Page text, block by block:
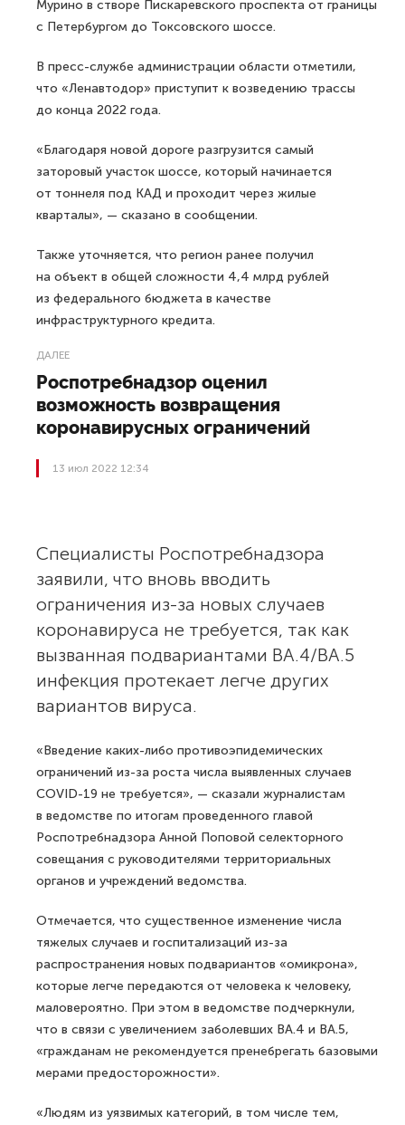
Мурино в створе Пискаревского проспекта от границы
с Петербургом до Токсовского шоссе.
В пресс-службе администрации области отметили,
что «Ленавтодор» приступит к возведению трассы
до конца 2022 года.
«Благодаря новой дороге разгрузится самый
заторовый участок шоссе, который начинается
от тоннеля под КАД и проходит через жилые
кварталы», — сказано в сообщении.
Также уточняется, что регион ранее получил
на объект в общей сложности 4,4 млрд рублей
из федерального бюджета в качестве
инфраструктурного кредита.
ДАЛЕЕ
Роспотребнадзор оценил
возможность возвращения
коронавирусных ограничений
13 июл 2022 12:34
Специалисты Роспотребнадзора
заявили, что вновь вводить
ограничения из-за новых случаев
коронавируса не требуется, так как
вызванная подвариантами BA.4/BA.5
инфекция протекает легче других
вариантов вируса.
«Введение каких-либо противоэпидемических
ограничений из-за роста числа выявленных случаев
COVID-19 не требуется», — сказали журналистам
в ведомстве по итогам проведенного главой
Роспотребнадзора Анной Поповой селекторного
совещания с руководителями территориальных
органов и учреждений ведомства.
Отмечается, что существенное изменение числа
тяжелых случаев и госпитализаций из-за
распространения новых подвариантов «омикрона»,
которые легче передаются от человека к человеку,
маловероятно. При этом в ведомстве подчеркнули,
что в связи с увеличением заболевших ВА.4 и ВА.5,
«гражданам не рекомендуется пренебрегать базовыми
мерами предосторожности».
«Людям из уязвимых категорий, в том числе тем,